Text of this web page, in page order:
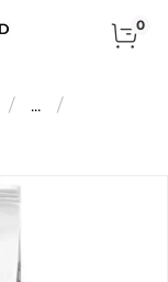
0
...